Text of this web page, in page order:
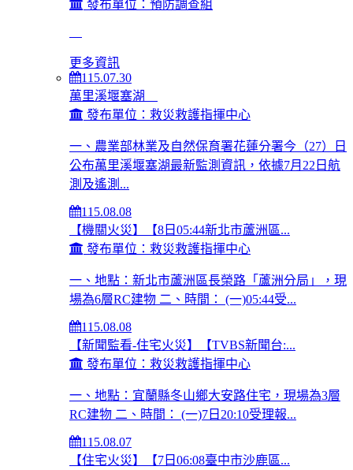
發布單位：預防調查組
更多資訊
115.07.30
萬里溪堰塞湖
發布單位：救災救護指揮中心
一、農業部林業及自然保育署花蓮分署今（27）日
公布萬里溪堰塞湖最新監測資訊，依據7月22日航
測及遙測...
115.08.08
【機關火災】【8日05:44新北市蘆洲區...
發布單位：救災救護指揮中心
一、地點：新北市蘆洲區長榮路「蘆洲分局」，現
場為6層RC建物 二、時間： (一)05:44受...
115.08.08
【新聞監看-住宅火災】【TVBS新聞台:...
發布單位：救災救護指揮中心
一、地點：宜蘭縣冬山鄉大安路住宅，現場為3層
RC建物 二、時間： (一)7日20:10受理報...
115.08.07
【住宅火災】【7日06:08臺中市沙鹿區...